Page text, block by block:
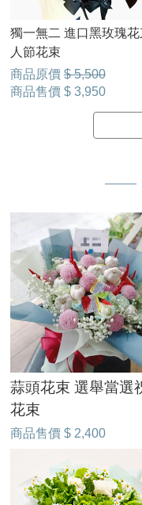
獨一無二 進口黑玫瑰花
人節花束
商品原價 $ 5,500
商品售價 $ 3,950
蒜頭花束 選舉當選
花束
商品售價 $ 2,400